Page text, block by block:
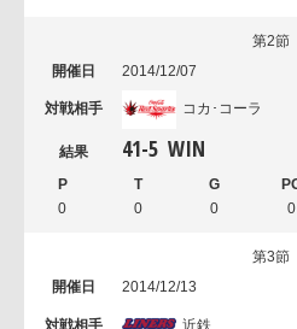
第2節
2014/12/07
コカ･コーラ
41-5 WIN
0 0 0 0
第3節
2014/12/13
近鉄